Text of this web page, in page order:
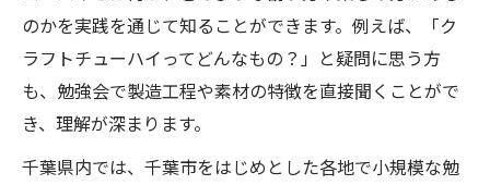
のかを実践を通じて知ることができます。例えば、「ク
ラフトチューハイってどんなもの？」と疑問に思う方
も、勉強会で製造工程や素材の特徴を直接聞くことがで
き、理解が深まります。
千葉県内では、千葉市をはじめとした各地で小規模な勉